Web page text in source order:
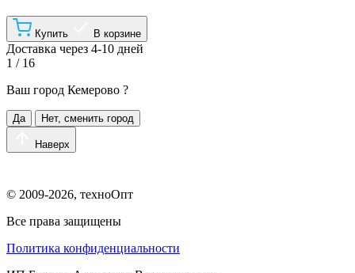
Купить В корзине
Доставка через 4-10 дней
1 / 16
Ваш город Кемерово ?
Да Нет, сменить город
Наверх
© 2009-2026, техноОпт
Все права защищены
Политика конфиденциальности